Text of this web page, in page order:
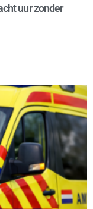
uur zonder